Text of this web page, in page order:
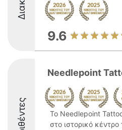
9.6
Needlepoint
Το Needlepoint
στο ιστορικό